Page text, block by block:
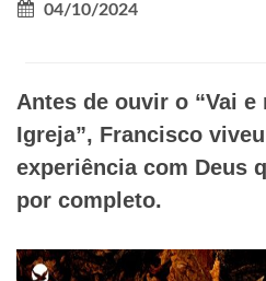
04/10/2024
Antes de ouvir o “Vai
Igreja”, Francisco
experiência com Deus
por completo.